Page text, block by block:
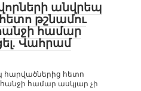
անվրեպ
թշնամու
համար
Վահրամ
հարվածներից հետո
համար ասկյար չի